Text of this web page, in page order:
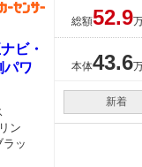
ビ・
パワ
ン
ッ
総額52.9
本体43.6
新着